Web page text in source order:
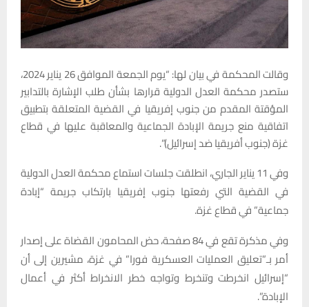
وقالت المحكمة في بيان لها: “يوم الجمعة الموافق 26 يناير 2024،
ستصدر محكمة العدل الدولية قرارها بشأن طلب الإشارة بالتدابير
المؤقتة المقدم من جنوب إفريقيا في القضية المتعلقة بتطبيق
اتفاقية منع جريمة الإبادة الجماعية والمعاقبة عليها في قطاع
غزة (جنوب أفريقيا ضد إسرائيل)”.
وفي 11 يناير الجاري، انطلقت جلسات استماع محكمة العدل الدولية
في القضية التي رفعتها جنوب إفريقيا بارتكاب جريمة “إبادة
جماعية” في قطاع غزة.
وفي مذكرة تقع في 84 صفحة، حض المحامون القضاة على إصدار
أمر بـ”تعليق العمليات العسكرية فورا” في غزة، مشيرين إلى أن
“إسرائيل انخرطت وتنخرط وتواجه خطر الانخراط أكثر في أعمال
الإبادة”.